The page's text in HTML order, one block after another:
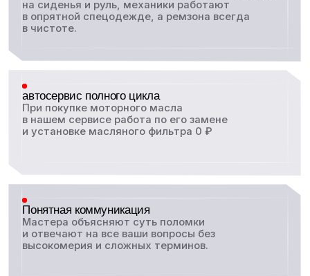
Свобода выбора запчастей
Всегда предложим 2−3 варианта
от оригинальных деталей до проверенных
надежных аналогов, которые сэкономят ваш
СВОЙ ЦЕНТР ОБУЧЕНИЯ
Наши диагносты и слесари регулярно проходят
повышение квалификации и аттестации, чтобы